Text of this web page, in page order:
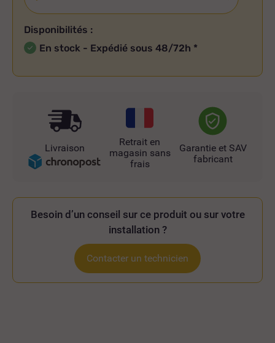
Disponibilités :
En stock - Expédié sous 48/72h *
Livraison
Retrait en
magasin sans
frais
Garantie et SAV
fabricant
Besoin d’un conseil sur ce produit ou sur votre
installation ?
Contacter un technicien